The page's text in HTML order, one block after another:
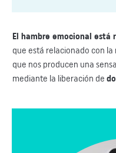
El hambre emocional está
que está relacionado con
que nos producen una
mediante la liberación de